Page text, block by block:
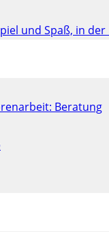
und Spaß, in
Beratung